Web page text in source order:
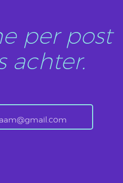
per post
achter.